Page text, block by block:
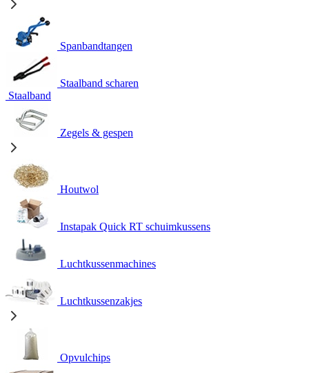
Spanbandtangen
Staalband scharen
Staalband
Zegels & gespen
Houtwol
Instapak Quick RT schuimkussens
Luchtkussenmachines
Luchtkussenzakjes
Opvulchips